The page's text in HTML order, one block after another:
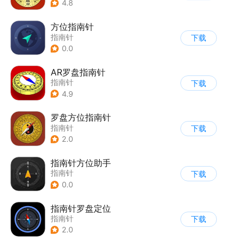
4.8
方位指南针
指南针
0.0
下载
AR罗盘指南针
指南针
4.9
下载
罗盘方位指南针
指南针
2.0
下载
指南针方位助手
指南针
0.0
下载
指南针罗盘定位
指南针
2.0
下载